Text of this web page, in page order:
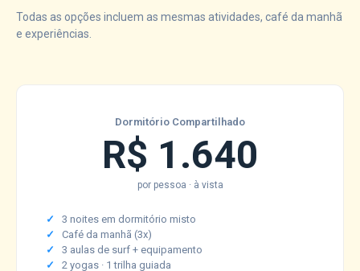
Todas as opções incluem as mesmas atividades, café da manhã
e experiências.
Dormitório Compartilhado
R$ 1.640
por pessoa · à vista
3 noites em dormitório misto
Café da manhã (3x)
3 aulas de surf + equipamento
2 yogas · 1 trilha guiada